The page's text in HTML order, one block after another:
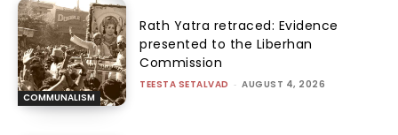
COMMUNALISM
Rath Yatra retraced: Evidence
presented to the Liberhan
Commission
TEESTA SETALVAD - AUGUST 4, 2026